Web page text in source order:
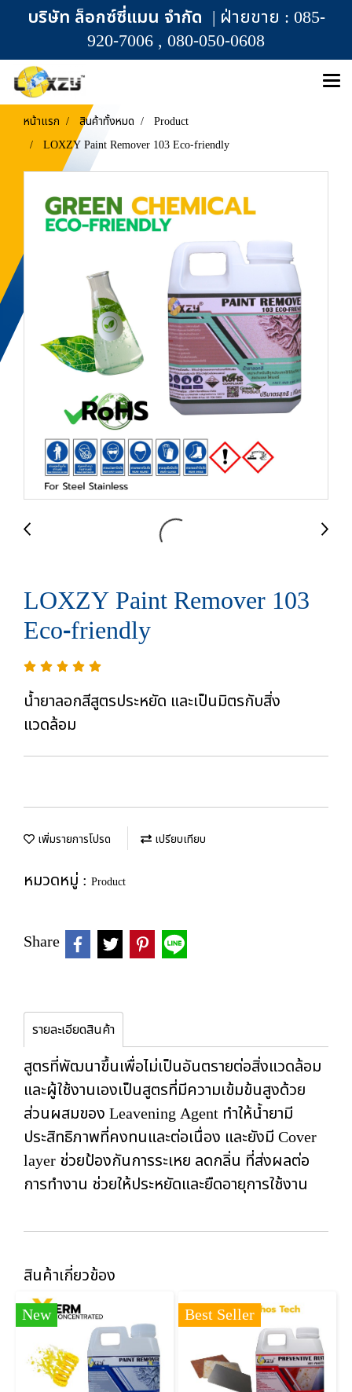
บริษัท ล็อกซ์ซี่แมน จำกัด | ฝ่ายขาย : 085-
920-7006 , 080-050-0608
หน้าแรก สินค้าทั้งหมด
Product
LOXZY Paint Remover 103 Eco-friendly
LOXZY Paint Remover 103
Eco-friendly
น้ำยาลอกสีสูตรประหยัด และเป็นมิตรกับสิ่ง
แวดล้อม
เพิ่มรายการโปรด เปรียบเทียบ
หมวดหมู่ : Product
Share
รายละเอียดสินค้า
สูตรที่พัฒนาขึ้นเพื่อไม่เป็นอันตรายต่อสิ่งแวดล้อม
และผู้ใช้งานเองเป็นสูตรที่มีความเข้มข้นสูงด้วย
ส่วนผสมของ Leavening Agent ทำให้น้ำยามี
ประสิทธิภาพที่คงทนและต่อเนื่อง และยังมี Cover
layer ช่วยป้องกันการระเหย ลดกลิ่น ที่ส่งผลต่อ
การทำงาน ช่วยให้ประหยัดและยืดอายุการใช้งาน
สินค้าเกี่ยวข้อง
New
Best Seller